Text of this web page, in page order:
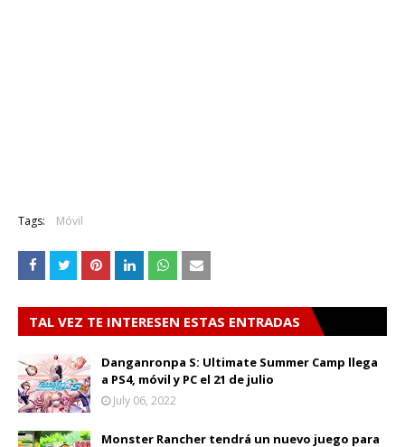
Tags: Móvil
TAL VEZ TE INTERESEN ESTAS ENTRADAS
Danganronpa S: Ultimate Summer Camp llega
a PS4, móvil y PC el 21 de julio
July 06, 2022
Monster Rancher tendrá un nuevo juego para